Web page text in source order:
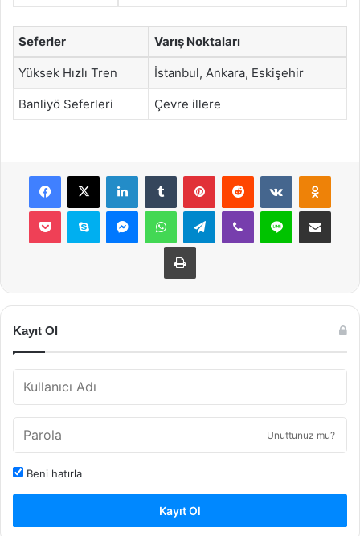
Seferler Varış Noktaları
Yüksek Hızlı Tren İstanbul, Ankara, Eskişehir
Banliyö Seferleri Çevre illere
Facebook
X LinkedInTumblr PinterestReddit VKontakte
Pocket Skype MessengerWhatsAppTelegramViber Line E-Posta ile
Yazdır
Kayıt Ol
Unuttunuz mu?
Beni hatırla
Kayıt Ol